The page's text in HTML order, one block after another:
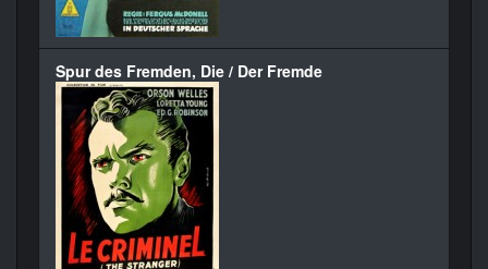
Spur des Fremden, Die / Der Fremde